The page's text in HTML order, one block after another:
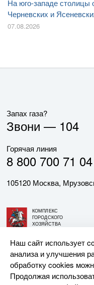
На юго-западе столицы
Черневских и
07.08.2026
Запах газа?
Звони — 104
Горячая линия
8 800 700 71 04
105120 Москва,
КОМПЛЕКС
ГОРОДСКОГО
ХОЗЯЙСТВА
© АО «МОСГАЗ», 2026.
ссылка на сайт
Наш сайт использует
анализа и улучшения
обработку cookies
Продолжая